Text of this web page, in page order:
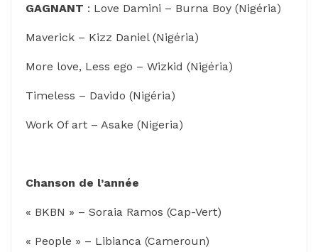
GAGNANT : Love Damini – Burna Boy (Nigéria)
Maverick – Kizz Daniel (Nigéria)
More love, Less ego – Wizkid (Nigéria)
Timeless – Davido (Nigéria)
Work Of art – Asake (Nigeria)
Chanson de l’année
« BKBN » – Soraia Ramos (Cap-Vert)
« People » – Libianca (Cameroun)